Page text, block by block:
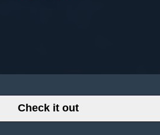
Check it out